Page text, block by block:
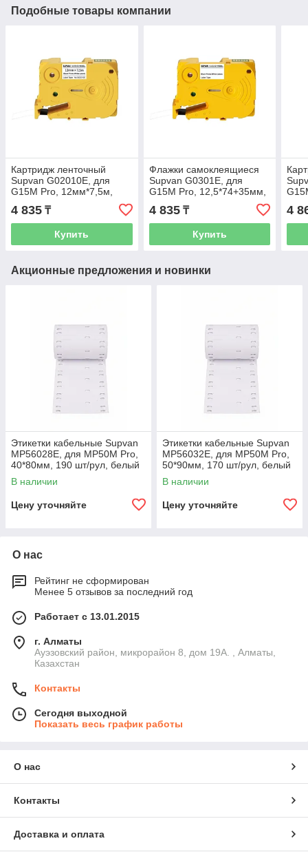
Подобные товары компании
Картридж ленточный
Supvan G02010E, для
G15M Pro, 12мм*7,5м,
ламинированная лента
4 835 ₸
Купить
Флажки самоклеящиеся
Supvan G0301E, для
G15M Pro, 12,5*74+35мм,
4 835₸
Купить
4
Акционные предложения и новинки
Этикетки кабельные Supvan
MP56028E, для MP50M Pro,
40*80мм, 190 шт/рул, белый
В наличии
Цену уточняйте
Этикетки кабельные Supvan
MP56032E, для MP50M Pro,
50*90мм, 170 шт/рул, белый
В наличии
Цену уточняйте
О нас
Рейтинг не сформирован
Менее 5 отзывов за последний год
Работает с 13.01.2015
г. Алматы
Ауэзовский район, микрорайон 8, дом 19А. , Алматы,
Казахстан
Контакты
Сегодня выходной
Показать весь график работы
О нас
Контакты
Доставка и оплата